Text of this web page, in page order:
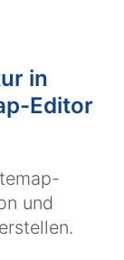
in
Editor
und